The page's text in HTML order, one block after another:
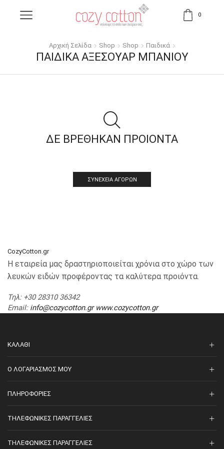
0
Αρχική Σελίδα Shop Shop Παιδικά
ΠΑΙΔΙΚΆ ΑΞΕΣΟΥΆΡ ΜΠΆΝΙΟΥ
ΔΕ ΒΡΕΘΗΚΑΝ ΠΡΟΙΟΝΤΑ
ΣΥΝΈΧΕΙΑ ΑΓΟΡΏΝ
CozyCotton.gr
Η εταιρεία μας δραστηριοποιείται χρόνια στο χώρο των
λευκών ειδών προφέροντας τα καλύτερα προιόντα.
Τηλ: +30 28310 36342
Email: info@cozycotton.gr www.cozycotton.gr
ΚΑΛΆΘΙ
O ΛΟΓΑΡΙΑΣΜΌΣ ΜΟΥ
ΠΛΗΡΟΦΟΡΊΕΣ
ΤΗΛΕΦΩΝΙΚΈΣ ΠΑΡΑΓΓΕΛΊΕΣ
ΤΗΛΕΦΩΝΙΚΈΣ ΠΑΡΑΓΓΕΛΊΕΣ